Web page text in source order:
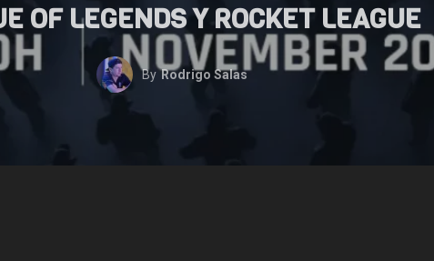
OF LEGENDS Y ROCKET LEAGUE
By Rodrigo Salas